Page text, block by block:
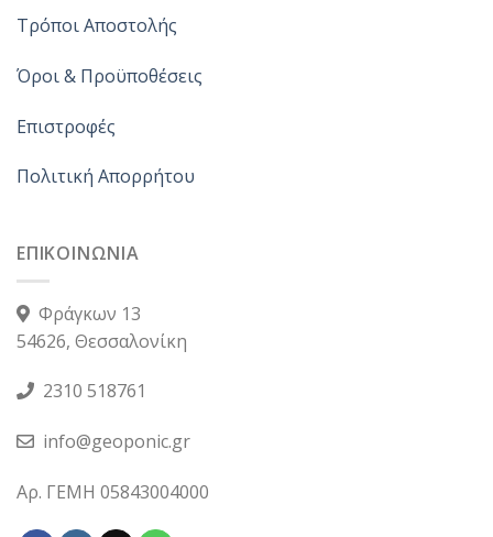
Τρόποι Αποστολής
Όροι & Προϋποθέσεις
Επιστροφές
Πολιτική Απορρήτου
ΕΠΙΚΟΙΝΩΝΙΑ
Φράγκων 13
54626, Θεσσαλονίκη
2310 518761
info@geoponic.gr
Αρ. ΓΕΜΗ 05843004000